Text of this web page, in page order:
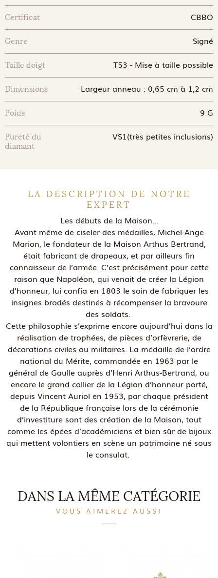
Certificat CBBO
Genre Signé
Taille doigt T53 - Mise à taille possible
Dimensions Largeur anneau : 0,65 cm à 1,2 cm
Poids 9 G
Pureté du
diamant
VS1(très petites inclusions)
LA DESCRIPTION DE NOTRE
EXPERT
Les débuts de la Maison...
Avant même de ciseler des médailles, Michel-Ange
Marion, le fondateur de la Maison Arthus Bertrand,
était fabricant de drapeaux, et par ailleurs fin
connaisseur de l’armée. C’est précisément pour cette
raison que Napoléon, qui venait de créer la Légion
d’honneur, lui confia en 1803 le soin de fabriquer les
insignes brodés destinés à récompenser la bravoure
des soldats.
Cette philosophie s’exprime encore aujourd’hui dans la
réalisation de trophées, de pièces d’orfèvrerie, de
décorations civiles ou militaires. La médaille de l’ordre
national du Mérite, commandée en 1963 par le
général de Gaulle auprès d’Henri Arthus-Bertrand, ou
encore le grand collier de la Légion d’honneur porté,
depuis Vincent Auriol en 1953, par chaque président
de la République française lors de la cérémonie
d’investiture sont des création de la Maison, tout
comme les épées d’académiciens et bien sûr de bijoux
qui mettent volontiers en scène un patrimoine né sous
le consulat.
DANS LA MÊME CATÉGORIE
VOUS AIMEREZ AUSSI